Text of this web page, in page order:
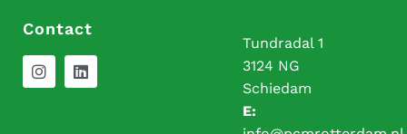
Contact
Tundradal 1
3124 NG
Schiedam
E: